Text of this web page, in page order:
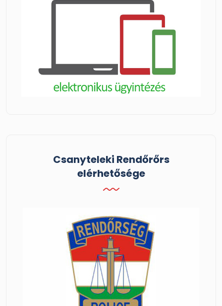
Csanyteleki Rendőrőrs
elérhetősége